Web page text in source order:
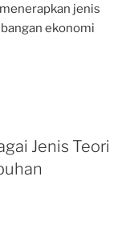
jenis
ekonomi
Jenis Teori